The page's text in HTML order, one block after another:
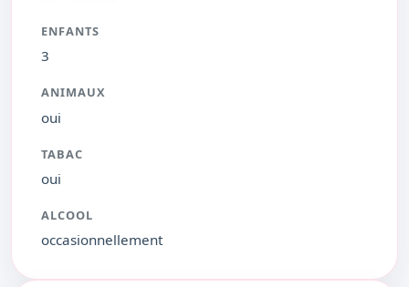
ENFANTS
3
ANIMAUX
oui
TABAC
oui
ALCOOL
occasionnellement